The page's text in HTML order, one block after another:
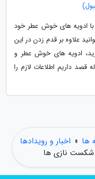
با ادویه های خوش عطر خود
علاوه بر قدم زدن در این
ادویه های خوش عطر و
قصد داریم اطلاعات لازم را
ها » اخبار و رویدادها
نازی ها